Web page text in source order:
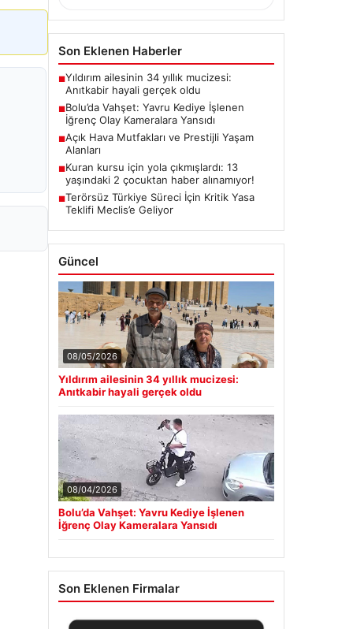
Son Eklenen Haberler
■Yıldırım ailesinin 34 yıllık mucizesi:
Anıtkabir hayali gerçek oldu
■Bolu’da Vahşet: Yavru Kediye İşlenen
İğrenç Olay Kameralara Yansıdı
■Açık Hava Mutfakları ve Prestijli Yaşam
Alanları
■Kuran kursu için yola çıkmışlardı: 13
yaşındaki 2 çocuktan haber alınamıyor!
■Terörsüz Türkiye Süreci İçin Kritik Yasa
Teklifi Meclis’e Geliyor
Güncel
08/05/2026
Yıldırım ailesinin 34 yıllık mucizesi:
Anıtkabir hayali gerçek oldu
08/04/2026
Bolu’da Vahşet: Yavru Kediye İşlenen
İğrenç Olay Kameralara Yansıdı
Son Eklenen Firmalar